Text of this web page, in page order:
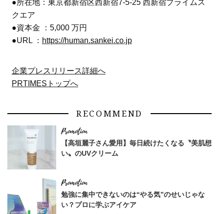
●所在地：東京都新宿区西新宿7-5-25 西新宿プライムス
クエア
●資本金 ：5,000 万円
●URL ： https://human.sankei.co.jp
企業プレスリリース詳細へ
PRTIMESトップへ
RECOMMEND
【高垣麗子さん愛用】毎日続けたくなる〝美肌想
い〟のUVクリーム
勉強に集中できないのは“やる気”のせいじゃな
い？プロに学ぶアイケア